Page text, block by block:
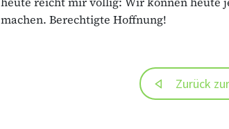
machen. Berechtigte Hoffnung!
Zurück